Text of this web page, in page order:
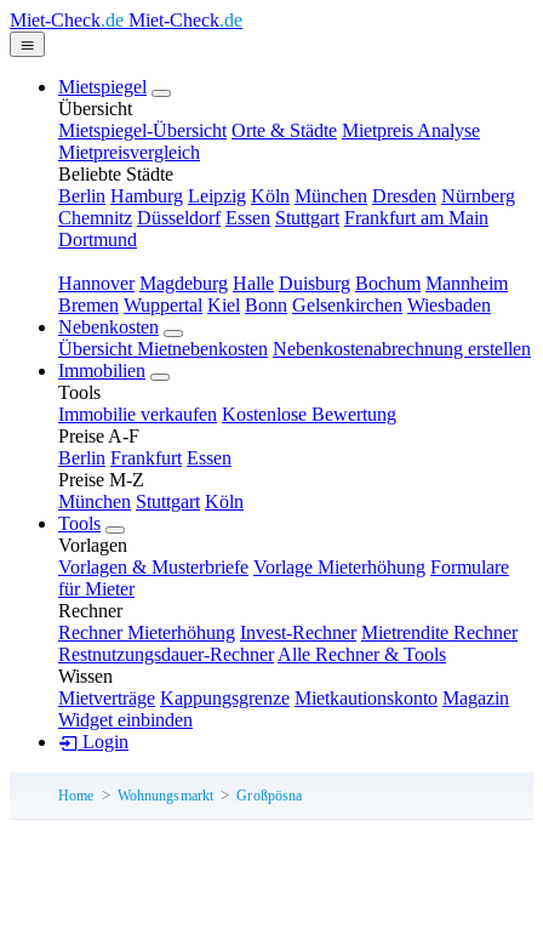
Miet-Check.de Miet-Check.de
Mietspiegel
Übersicht
Mietspiegel-Übersicht Orte & Städte Mietpreis Analyse
Mietpreisvergleich
Beliebte Städte
Berlin Hamburg Leipzig Köln München Dresden Nürnberg
Chemnitz Düsseldorf Essen Stuttgart Frankfurt am Main
Dortmund
Hannover Magdeburg Halle Duisburg Bochum Mannheim
Bremen Wuppertal Kiel Bonn Gelsenkirchen Wiesbaden
Nebenkosten
Übersicht Mietnebenkosten Nebenkostenabrechnung erstellen
Immobilien
Tools
Immobilie verkaufen Kostenlose Bewertung
Preise A-F
Berlin Frankfurt Essen
Preise M-Z
München Stuttgart Köln
Tools
Vorlagen
Vorlagen & Musterbriefe Vorlage Mieterhöhung Formulare
für Mieter
Rechner
Rechner Mieterhöhung Invest-Rechner Mietrendite Rechner
Restnutzungsdauer-Rechner Alle Rechner & Tools
Wissen
Mietverträge Kappungsgrenze Mietkautionskonto Magazin
Widget einbinden
Login
Home Wohnungsmarkt Großpösna